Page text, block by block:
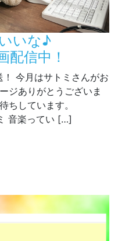
いな♪
配信中！
今月はサトミさんがお
ジありがとうございま
ちしています。
音楽ってい […]